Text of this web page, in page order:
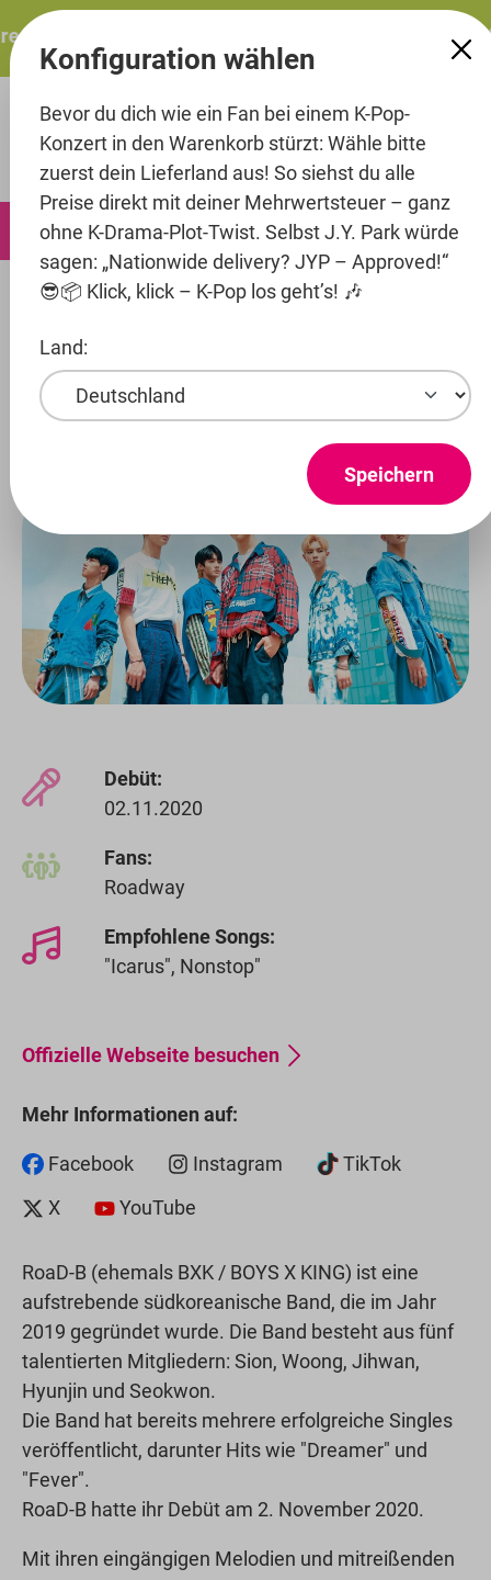
springen
ITZY – ITZY 3RD WORLD TOUR “TUNNEL
0
Artists Campus RoaD-B
Produkte ansehen
Debüt:
02.11.2020
Fans:
Roadway
Empfohlene Songs:
"Icarus", Nonstop"
Offizielle Webseite besuchen
Mehr Informationen auf:
Facebook Instagram
TikTok
X
YouTube
RoaD-B (ehemals BXK / BOYS X KING) ist eine
aufstrebende südkoreanische Band, die im Jahr
2019 gegründet wurde. Die Band besteht aus fünf
talentierten Mitgliedern: Sion, Woong, Jihwan,
Hyunjin und Seokwon.
Die Band hat bereits mehrere erfolgreiche Singles
veröffentlicht, darunter Hits wie "Dreamer" und
"Fever".
RoaD-B hatte ihr Debüt am 2. November 2020.
Mit ihren eingängigen Melodien und mitreißenden
Konfiguration wählen
Bevor du dich wie ein Fan bei einem K-Pop-
Konzert in den Warenkorb stürzt: Wähle bitte
zuerst dein Lieferland aus! So siehst du alle
Preise direkt mit deiner Mehrwertsteuer – ganz
ohne K-Drama-Plot-Twist. Selbst J.Y. Park würde
sagen: „Nationwide delivery? JYP – Approved!“
😎📦 Klick, klick – K-Pop los geht’s! 🎶
Land:
Speichern